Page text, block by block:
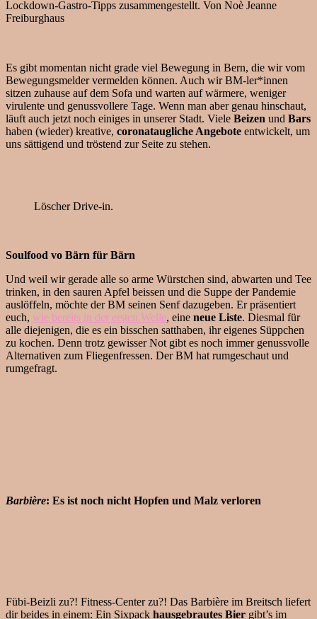
Lockdown-Gastro-Tipps zusammengestellt. Von Noè Jeanne
Freiburghaus
Es gibt momentan nicht grade viel Bewegung in Bern, die wir vom
Bewegungsmelder vermelden können. Auch wir BM-ler*innen
sitzen zuhause auf dem Sofa und warten auf wärmere, weniger
virulente und genussvollere Tage. Wenn man aber genau hinschaut,
läuft auch jetzt noch einiges in unserer Stadt. Viele Beizen und Bars
haben (wieder) kreative, coronataugliche Angebote entwickelt, um
uns sättigend und tröstend zur Seite zu stehen.
Löscher Drive-in.
Soulfood vo Bärn für Bärn
Und weil wir gerade alle so arme Würstchen sind, abwarten und Tee
trinken, in den sauren Apfel beissen und die Suppe der Pandemie
auslöffeln, möchte der BM seinen Senf dazugeben. Er präsentiert
euch, wie bereits in der ersten Welle, eine neue Liste. Diesmal für
alle diejenigen, die es ein bisschen satthaben, ihr eigenes Süppchen
zu kochen. Denn trotz gewisser Not gibt es noch immer genussvolle
Alternativen zum Fliegenfressen. Der BM hat rumgeschaut und
rumgefragt.
Barbière: Es ist noch nicht Hopfen und Malz verloren
Fübi-Beizli zu?! Fitness-Center zu?! Das Barbière im Breitsch liefert
dir beides in einem: Ein Sixpack hausgebrautes Bier gibt’s im